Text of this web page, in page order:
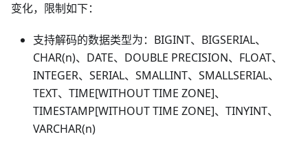
变化，限制如下：
支持解码的数据类型为：BIGINT、BIGSERIAL、
CHAR(n)、DATE、DOUBLE PRECISION、FLOAT、
INTEGER、SERIAL、SMALLINT、SMALLSERIAL、
TEXT、TIME[WITHOUT TIME ZONE]、
TIMESTAMP[WITHOUT TIME ZONE]、TINYINT、
VARCHAR(n)